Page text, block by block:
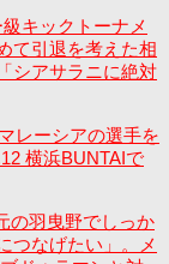
キックトーナメ
て引退を考えた相
シアサラニに絶対
レーシアの選手を
横浜BUNTAIで
の羽曳野でしっか
つなげたい」。メ